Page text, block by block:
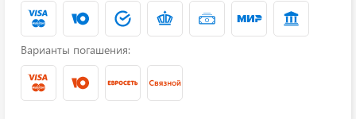
Варианты погашения: